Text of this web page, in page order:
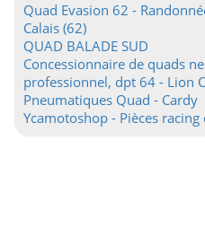
Quad Evasion 62 -
Calais (62)
QUAD BALADE SUD
Concessionnaire de quads
professionnel, dpt 64 - Lion
Pneumatiques Quad - Cardy
Ycamotoshop - Pièces racing